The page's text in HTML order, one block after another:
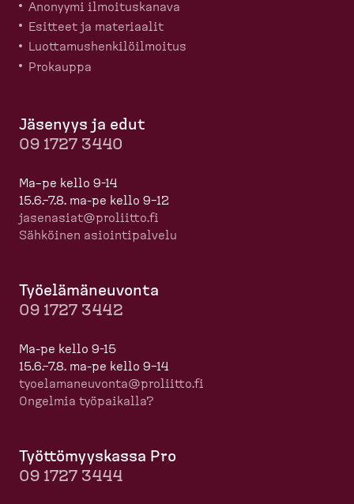
Anonyymi ilmoitus­kanava
Esitteet ja materiaalit
Luotta­mus­hen­ki­löil­moitus
Prokauppa
Jäsenyys ja edut
09 1727 3440
Ma–pe kello 9-14
15.6.–7.8. ma-pe kello 9–12
jasenasiat@proliitto.fi
Sähköinen asioin­ti­palvelu
Työelä­mä­neuvonta
09 1727 3442
Ma-pe kello 9-15
15.6.–7.8. ma-pe kello 9–14
tyoela­ma­neuvonta@proliitto.fi
Ongelmia työpaikalla?
Työttö­myyskassa Pro
09 1727 3444